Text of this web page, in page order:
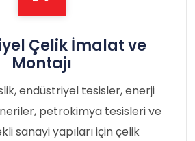
Çelik İmalat ve
Montajı
endüstriyel tesisler, enerji
petrokimya tesisleri ve
sanayi yapıları için çelik